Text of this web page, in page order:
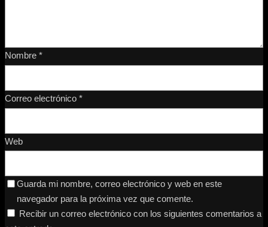
Nombre *
Correo electrónico *
Web
Guarda mi nombre, correo electrónico y web en este
navegador para la próxima vez que comente.
Recibir un correo electrónico con los siguientes comentarios a